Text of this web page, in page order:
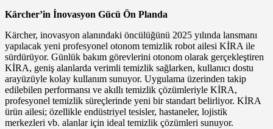
Kärcher’in İnovasyon Gücü Ön Planda
Kärcher, inovasyon alanındaki öncülüğünü 2025 yılında lansmanı
yapılacak yeni profesyonel otonom temizlik robot ailesi KİRA ile
sürdürüyor. Günlük bakım görevlerini otonom olarak gerçekleştiren
KİRA, geniş alanlarda verimli temizlik sağlarken, kullanıcı dostu
arayüzüyle kolay kullanım sunuyor. Uygulama üzerinden takip
edilebilen performansı ve akıllı temizlik çözümleriyle KİRA,
profesyonel temizlik süreçlerinde yeni bir standart belirliyor. KİRA
ürün ailesi; özellikle endüstriyel tesisler, hastaneler, lojistik
merkezleri vb. alanlar için ideal temizlik çözümleri sunuyor.